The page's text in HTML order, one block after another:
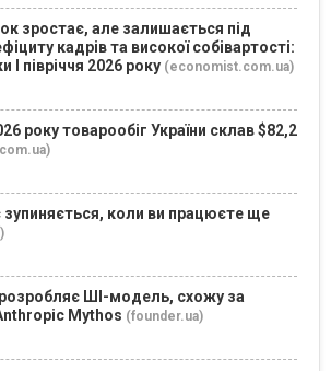
зростає, але залишається під
кадрів та високої собівартості:
І півріччя 2026 року (economist.com.ua)
року товарообіг України склав $82,2
зупиняється, коли ви працюєте ще
ШІ-модель, схожу за
Mythos (founder.ua)